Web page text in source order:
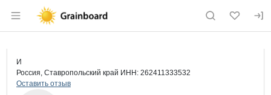
Раздел навигации по сайту
Страница компании
Страница компании
Краткая информация о компании
И
Россия, Ставропольский край ИНН: 262411333532
Оставить отзыв